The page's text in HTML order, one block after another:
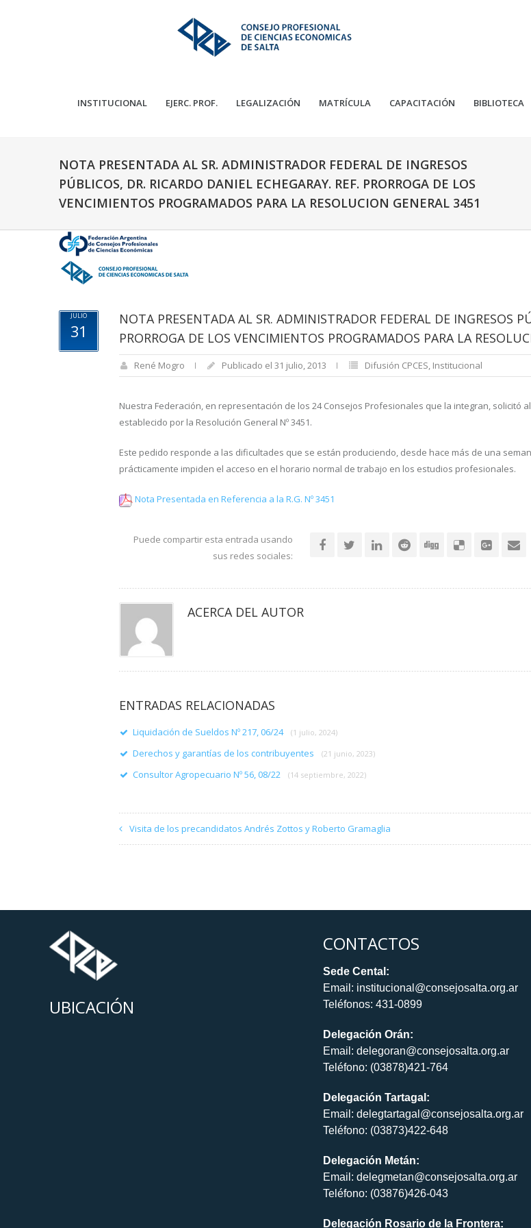
INSTITUCIONAL EJERC. PROF. LEGALIZACIÓN MATRÍCULA CAPACITACIÓN BIBLIOTECA
NOTA PRESENTADA AL SR. ADMINISTRADOR FEDERAL DE INGRESOS
PÚBLICOS, DR. RICARDO DANIEL ECHEGARAY. REF. PRORROGA DE LOS
VENCIMIENTOS PROGRAMADOS PARA LA RESOLUCION GENERAL 3451
JULIO
31
NOTA PRESENTADA AL SR. ADMINISTRADOR FEDERAL DE INGRESOS
PRORROGA DE LOS VENCIMIENTOS PROGRAMADOS PARA LA
René Mogro Publicado el 31 julio, 2013 Difusión CPCES, Institucional
Nuestra Federación, en representación de los 24 Consejos Profesionales que la integran, solicitó
establecido por la Resolución General Nº 3451.
Este pedido responde a las dificultades que se están produciendo, desde hace más de una
prácticamente impiden el acceso en el horario normal de trabajo en los estudios profesionales.
Nota Presentada en Referencia a la R.G. Nº 3451
Puede compartir esta entrada usando
sus redes sociales:
ACERCA DEL AUTOR
ENTRADAS RELACIONADAS
Liquidación de Sueldos Nº 217, 06/24 (1 julio, 2024)
Derechos y garantías de los contribuyentes (21 junio, 2023)
Consultor Agropecuario Nº 56, 08/22 (14 septiembre, 2022)
Visita de los precandidatos Andrés Zottos y Roberto Gramaglia
UBICACIÓN
CONTACTOS
Sede Cental:
Email: institucional@consejosalta.org.ar
Teléfonos: 431-0899
Delegación Orán:
Email: delegoran@consejosalta.org.ar
Teléfono: (03878)421-764
Delegación Tartagal:
Email: delegtartagal@consejosalta.org.ar
Teléfono: (03873)422-648
Delegación Metán:
Email: delegmetan@consejosalta.org.ar
Teléfono: (03876)426-043
Delegación Rosario de la Frontera: